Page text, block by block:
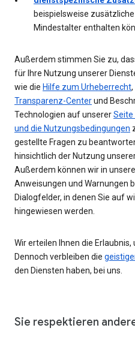
beispielsweise
Mindestalter enthalten
Außerdem stimmen Sie zu,
für Ihre Nutzung unserer
wie die Hilfe zum Urheberrecht,
Transparenz-Centerund
Technologien auf unsererSeite
und die Nutzungsbedingungen
gestellte Fragen zu
hinsichtlich der Nutzung
Außerdem können wir in
Anweisungen und Warnungen
Dialogfelder, in denen Sie auf
hingewiesen werden.
Wir erteilen Ihnen die
Dennoch verbleiben die
den Diensten haben, bei uns.
Sie respektieren